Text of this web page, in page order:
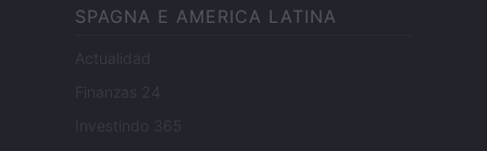
SPAGNA E AMERICA LATINA
Actualidad
Finanzas 24
Investindo 365